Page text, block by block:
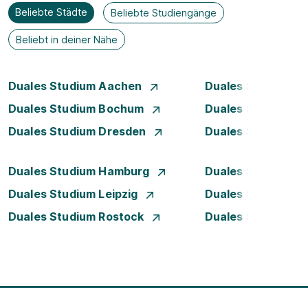
Beliebte Städte Beliebte Studiengänge
Beliebt in deiner Nähe
Duales Studium Aachen
Duales Studium
Duales Studium Bochum
Duales Studium
Duales Studium Dresden
Duales Studium
Duales Studium Hamburg
Duales Studium
Duales Studium Leipzig
Duales Studium
Duales Studium Rostock
Duales Studium